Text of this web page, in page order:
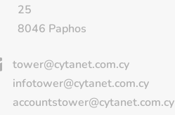
25
8046 Paphos
tower@cytanet.com.cy
infotower@cytanet.com.cy
accountstower@cytanet.com.cy